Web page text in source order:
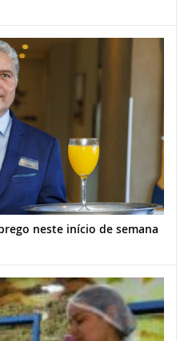
neste início de semana